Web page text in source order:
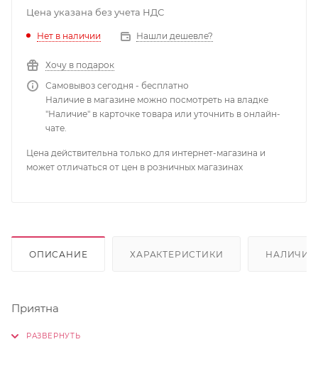
Цена указана без учета НДС
Нет в наличии Нашли дешевле?
Хочу в подарок
Самовывоз сегодня - бесплатно
Наличие в магазине можно посмотреть на владке
"Наличие" в карточке товара или уточнить в онлайн-
чате.
Цена действительна только для интернет-магазина и
может отличаться от цен в розничных магазинах
ОПИСАНИЕ ХАРАКТЕРИСТИКИ НАЛИЧИЕ
Приятна